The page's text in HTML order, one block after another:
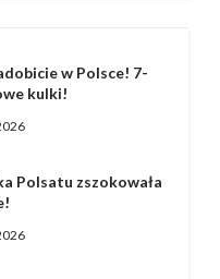
w Polsce! 7-
kulki!
Polsatu zszokowała